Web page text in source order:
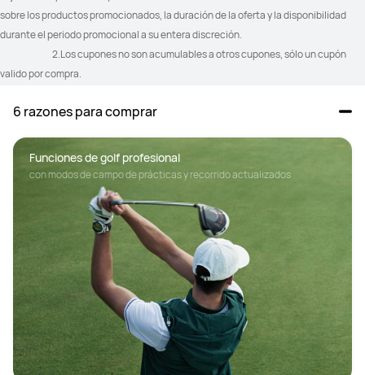
sobre los productos promocionados, la duración de la oferta y la disponibilidad
durante el periodo promocional a su entera discreción.
valido por compra.
6 razones para comprar
Funciones de golf profesional
con modos de campo de prácticas y recorrido actualizados